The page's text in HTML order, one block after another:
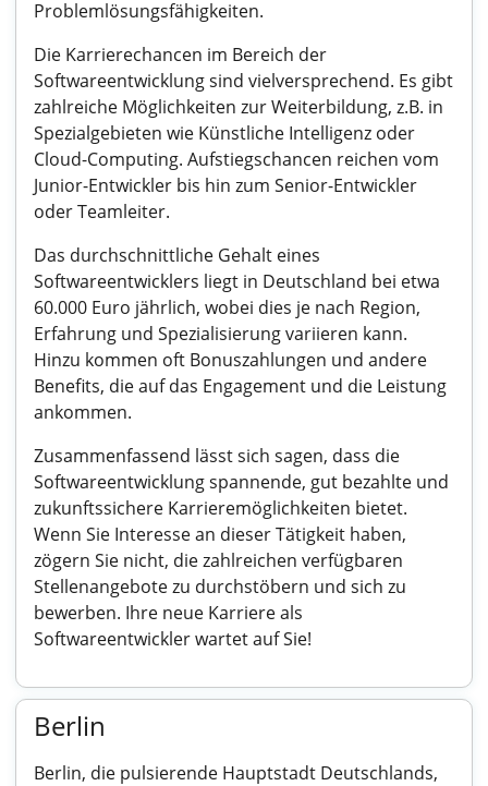
Problemlösungsfähigkeiten.
Die Karrierechancen im Bereich der
Softwareentwicklung sind vielversprechend. Es gibt
zahlreiche Möglichkeiten zur Weiterbildung, z.B. in
Spezialgebieten wie Künstliche Intelligenz oder
Cloud-Computing. Aufstiegschancen reichen vom
Junior-Entwickler bis hin zum Senior-Entwickler
oder Teamleiter.
Das durchschnittliche Gehalt eines
Softwareentwicklers liegt in Deutschland bei etwa
60.000 Euro jährlich, wobei dies je nach Region,
Erfahrung und Spezialisierung variieren kann.
Hinzu kommen oft Bonuszahlungen und andere
Benefits, die auf das Engagement und die Leistung
ankommen.
Zusammenfassend lässt sich sagen, dass die
Softwareentwicklung spannende, gut bezahlte und
zukunftssichere Karrieremöglichkeiten bietet.
Wenn Sie Interesse an dieser Tätigkeit haben,
zögern Sie nicht, die zahlreichen verfügbaren
Stellenangebote zu durchstöbern und sich zu
bewerben. Ihre neue Karriere als
Softwareentwickler wartet auf Sie!
Berlin
Berlin, die pulsierende Hauptstadt Deutschlands,